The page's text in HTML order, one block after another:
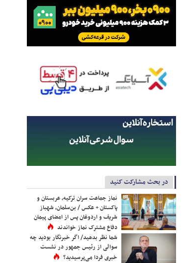
در بحث مشارکت کنید
نماز جماعت سران ترکیه، عربستان و
پاکستان + عکس / بن‌سلمان، شهباز
شریف و اردوغان پس از امضای پیمان
دفاع مشترک نماز خواندند
شما نظر بدهید/ اگر خبرنگار بودید چه
سوالی از رئیس جمهور در نشست
خبری فردا می‌پرسیدید؟